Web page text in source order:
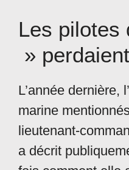
Les pilotes
»
L’année dernière,
marine
lieutenant-
a décrit